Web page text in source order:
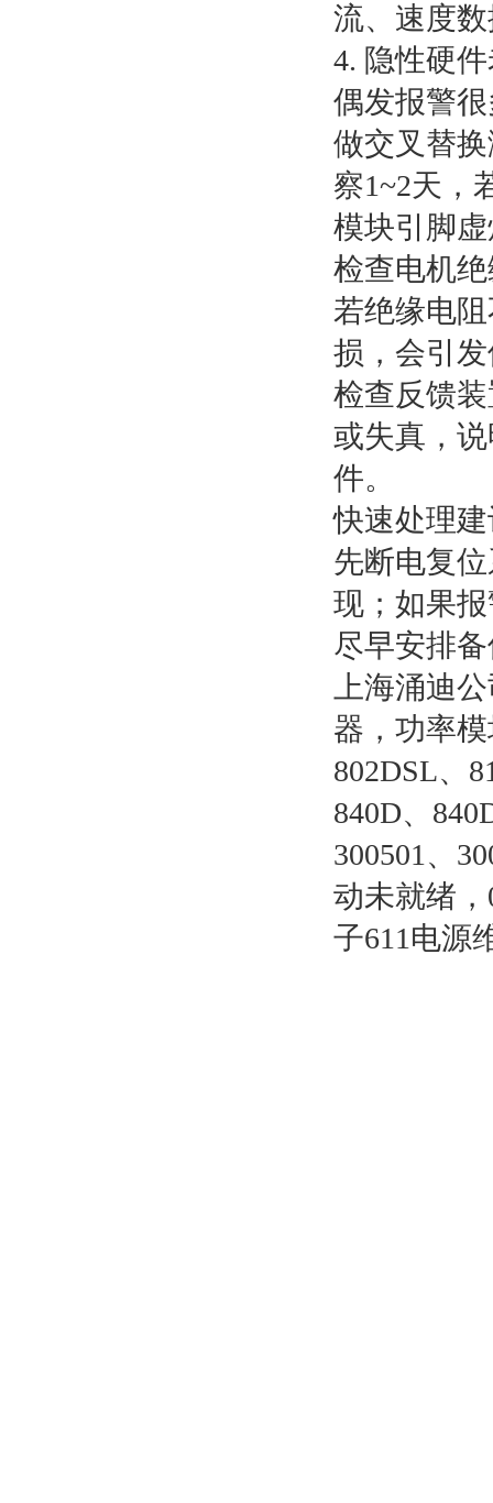
流、速度
4. 隐性硬
偶发报警
做交叉替
察1~2天，
模块引脚
检查电机
若绝缘电
损，会引
检查反馈
或失真，
件。
快速处理
先断电复
现；如果
尽早安排
上海涌迪
器，功率
802DSL、
840D、
300501、
动未就绪
子611电源